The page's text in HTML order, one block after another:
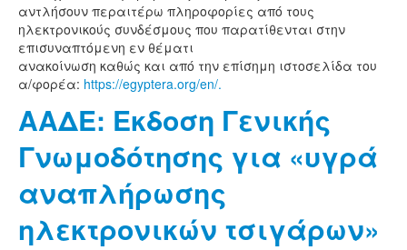
αντλήσουν περαιτέρω πληροφορίες από τους
ηλεκτρονικούς συνδέσμους που παρατίθενται στην
επισυναπτόμενη εν θέματι
ανακοίνωση καθώς και από την επίσημη ιστοσελίδα του
α/φορέα: https://egyptera.org/en/.
ΑΑΔΕ: Eκδοση Γενικής
Γνωμοδότησης για «υγρά
αναπλήρωσης
ηλεκτρονικών τσιγάρων»